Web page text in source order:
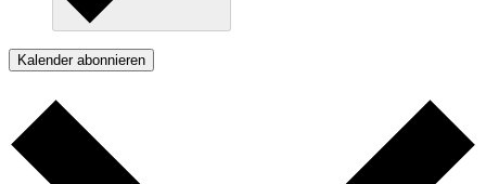
Kalender abonnieren